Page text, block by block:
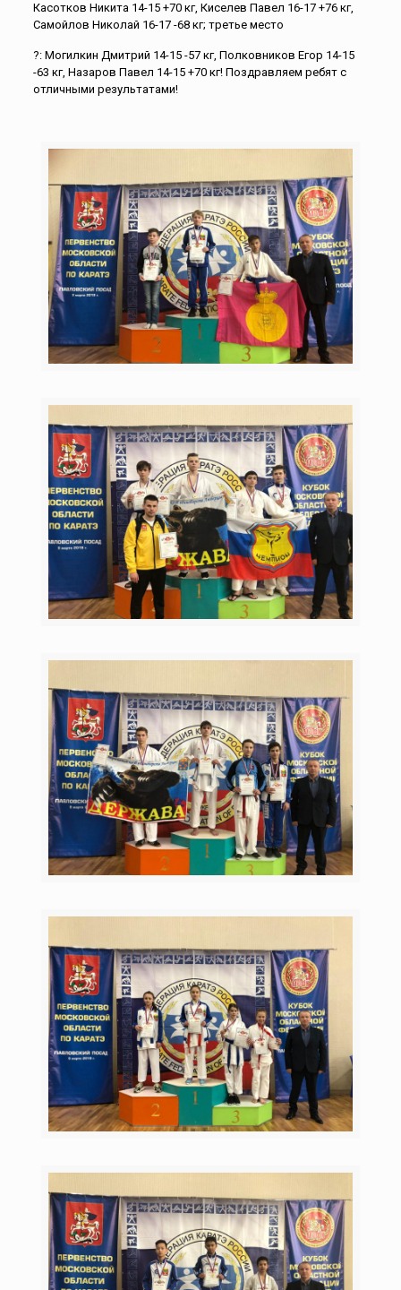
Касотков Никита 14-15 +70 кг, Киселев Павел 16-17 +76 кг,
Самойлов Николай 16-17 -68 кг; третье место
?: Могилкин Дмитрий 14-15 -57 кг, Полковников Егор 14-15
-63 кг, Назаров Павел 14-15 +70 кг! Поздравляем ребят с
отличными результатами!